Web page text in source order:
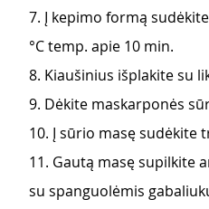
7. Į kepimo formą
°C temp. apie 10 min.
8. Kiaušinius išplakite su
9. Dėkite maskarponės
10. Į sūrio masę sudėkite
11. Gautą masę supilkite
su spanguolėmis